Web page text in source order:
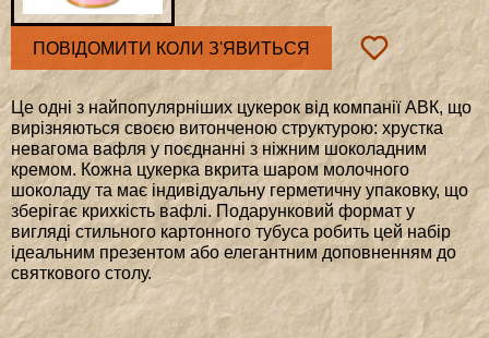
ПОВІДОМИТИ КОЛИ З'ЯВИТЬСЯ
Це одні з найпопулярніших цукерок від компанії АВК, що
вирізняються своєю витонченою структурою: хрустка
невагома вафля у поєднанні з ніжним шоколадним
кремом. Кожна цукерка вкрита шаром молочного
шоколаду та має індивідуальну герметичну упаковку, що
зберігає крихкість вафлі. Подарунковий формат у
вигляді стильного картонного тубуса робить цей набір
ідеальним презентом або елегантним доповненням до
святкового столу.